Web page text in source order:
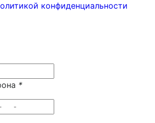
конфиденциальности
*